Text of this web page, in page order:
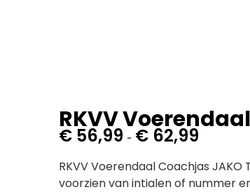
RKVV
€ 56,99 - € 62,99
RKVV Voerendaal Coachjas
voorzien van intialen of nummer